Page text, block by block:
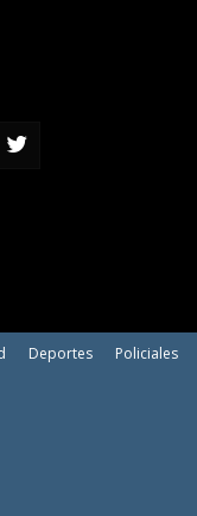
Deportes Policiales